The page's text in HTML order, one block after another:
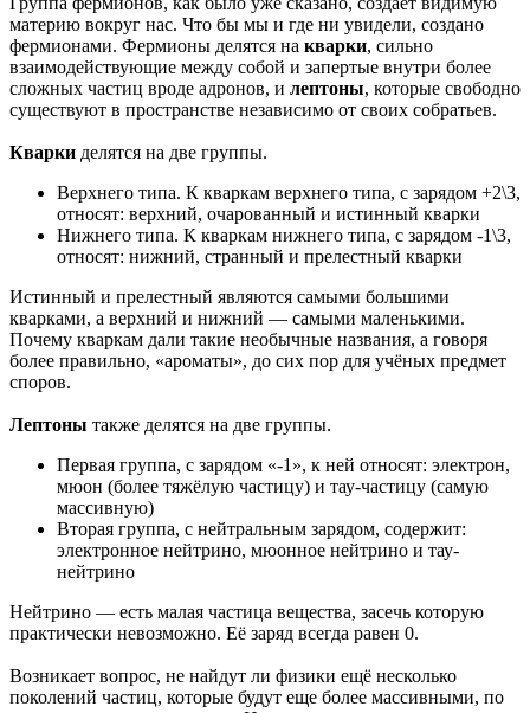
материю вокруг нас. Что бы мы и где ни увидели, создано
фермионами. Фермионы делятся на кварки, сильно
взаимодействующие между собой и запертые внутри более
сложных частиц вроде адронов, и лептоны, которые свободно
существуют в пространстве независимо от своих собратьев.
Кварки делятся на две группы.
Верхнего типа. К кваркам верхнего типа, с зарядом +2\3,
относят: верхний, очарованный и истинный кварки
Нижнего типа. К кваркам нижнего типа, с зарядом -1\3,
относят: нижний, странный и прелестный кварки
Истинный и прелестный являются самыми большими
кварками, а верхний и нижний — самыми маленькими.
Почему кваркам дали такие необычные названия, а говоря
более правильно, «ароматы», до сих пор для учёных предмет
споров.
Лептоны также делятся на две группы.
Первая группа, с зарядом «-1», к ней относят: электрон,
мюон (более тяжёлую частицу) и тау-частицу (самую
массивную)
Вторая группа, с нейтральным зарядом, содержит:
электронное нейтрино, мюонное нейтрино и тау-
нейтрино
Нейтрино — есть малая частица вещества, засечь которую
практически невозможно. Её заряд всегда равен 0.
Возникает вопрос, не найдут ли физики ещё несколько
поколений частиц, которые будут еще более массивными, по